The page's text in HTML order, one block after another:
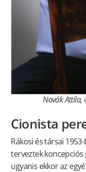
Novák Attila,
Cionista
Rákosi és társai
terveztek koncepciós
ugyanis ekkor az